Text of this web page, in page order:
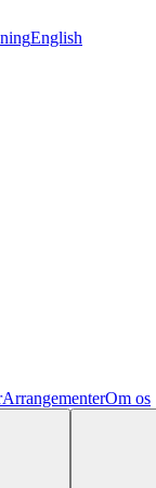
English
ArrangementerOm os